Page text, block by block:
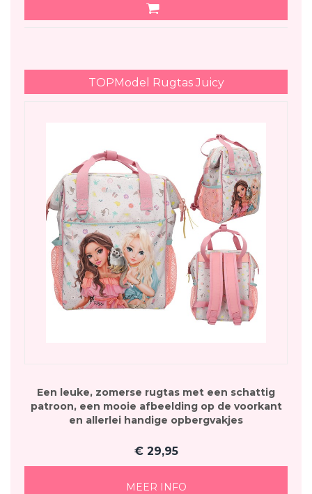
TOPModel Rugtas Juicy
Een leuke, zomerse rugtas met een schattig
patroon, een mooie afbeelding op de voorkant
en allerlei handige opbergvakjes
€ 29,95
MEER INFO